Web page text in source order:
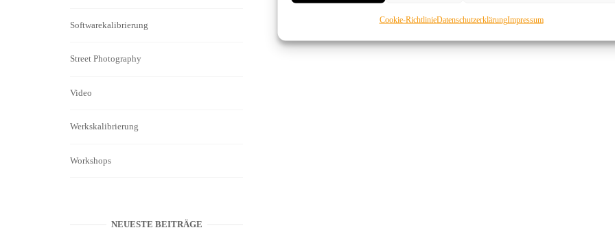
Cookie-RichtlinieDatenschutzerklärungImpressum
Softwarekalibrierung
Street Photography
Video
Werkskalibrierung
Workshops
NEUESTE BEITRÄGE